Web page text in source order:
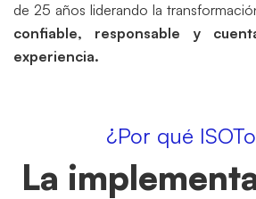
de 25 años liderando la
confiable, responsable y
experiencia.
¿Por qué
La